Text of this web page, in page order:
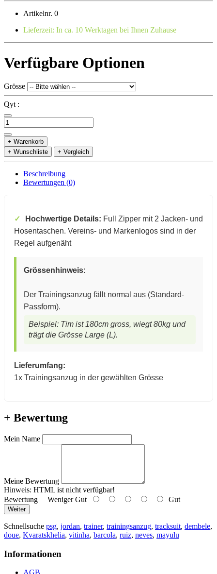
Artikelnr. 0
Lieferzeit: In ca. 10 Werktagen bei Ihnen Zuhause
Verfügbare Optionen
Grösse
Qyt :
+ Warenkorb
+ Wunschliste
+ Vergleich
Beschreibung
Bewertungen (0)
Hochwertige Details: Full Zipper mit 2 Jacken- und
Hosentaschen. Vereins- und Markenlogos sind in der
Regel aufgenäht
Grössenhinweis:
Der Trainingsanzug fällt normal aus (Standard-
Passform).
Beispiel: Tim ist 180cm gross, wiegt 80kg und
trägt die Grösse Large (L).
Lieferumfang:
1x Trainingsanzug in der gewählten Grösse
+ Bewertung
Mein Name
Meine Bewertung
Hinweis: HTML ist nicht verfügbar!
Bewertung Weniger Gut Gut
Weiter
Schnellsuche psg, jordan, trainer, trainingsanzug, tracksuit, dembele,
doue, Kvaratskhelia, vitinha, barcola, ruiz, neves, mayulu
Informationen